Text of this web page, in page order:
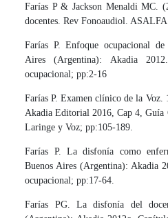
Farías P & Jackson Menaldi MC.
docentes. Rev Fonoaudiol.
Farías P. Enfoque ocupacional
Aires (Argentina): Akadia
ocupacional; pp:2-16
Farías P. Examen clínico de la
Akadia Editorial 2016, Cap 4, Guía
Laringe y Voz; pp:105-189.
Farías P. La disfonía como
Buenos Aires (Argentina): Akadia
ocupacional; pp:17-64.
Farías PG. La disfonía del